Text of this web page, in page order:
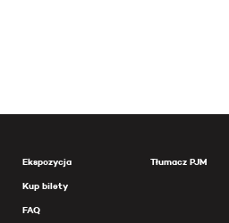
Ekspozycja
Kup bilety
FAQ
Tłumacz PJM